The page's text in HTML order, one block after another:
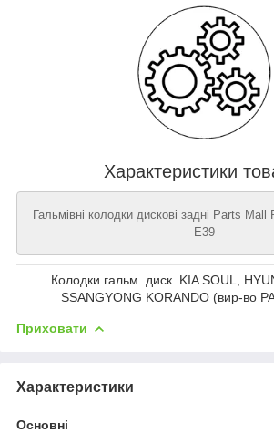
Характеристики
Гальмівні колодки дискові задні Parts
E39
Колодки гальм. диск. KIA SOUL,
SSANGYONG KORANDO (вир-во
Приховати
Характеристики
Основні